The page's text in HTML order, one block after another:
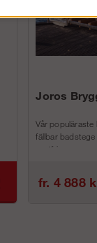
Joros
Vår populäraste
fällbar
rostfri...
fr. 4 888